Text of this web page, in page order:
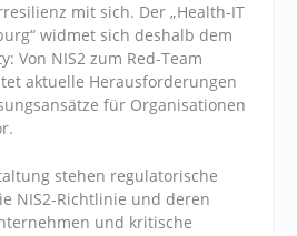
mit sich. Der „Health-IT
widmet sich deshalb dem
Von NIS2 zum Red-Team
aktuelle Herausforderungen
für Organisationen
stehen regulatorische
NIS2-Richtlinie und deren
und kritische